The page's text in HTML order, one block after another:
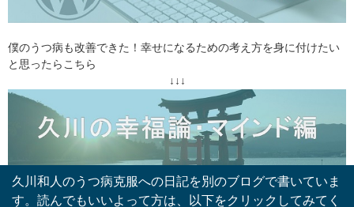
僕のうつ病も改善できた！幸せになるための考え方を身に付けたい
と思ったらこちら
↓↓↓
久川和人のうつ病克服への日記を別のブログで書いていま
す。読んでもいいよって方は、以下をクリックしてみてく